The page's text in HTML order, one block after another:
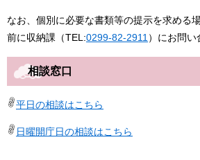
なお、個別に必要な書類等の提示を求める
前に収納課（TEL:0299-82-2911 ）にお問い
相談窓口
平日の相談はこちら
日曜開庁日の相談はこちら